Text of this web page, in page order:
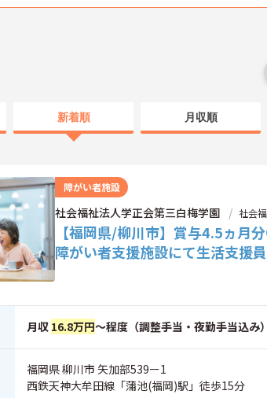
新着順 月収順
障がい者施設
社会福祉法人学正会第三白梅学園 社会
【福岡県/柳川市】賞与4.5ヵ月
障がい者支援施設にて生活支援
月収 16.8万円～程度（調整手当・夜勤手当込み）
福岡県 柳川市 矢加部539ー1
西鉄天神大牟田線「蒲池(福岡)駅」徒歩15分